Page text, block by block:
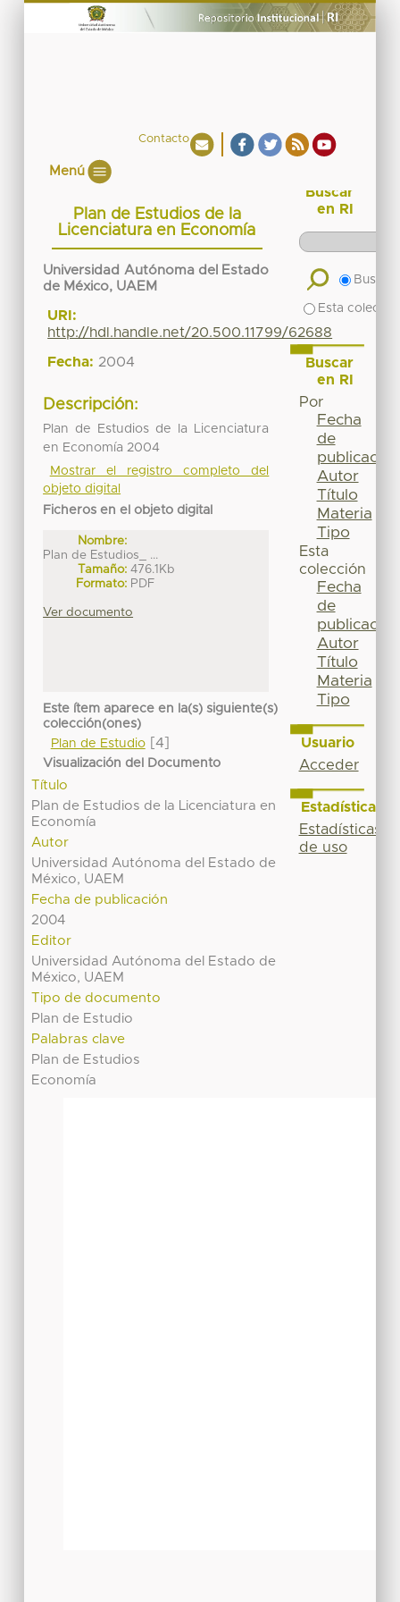
Contacto
Menú
Plan de Estudios de la
Licenciatura en Economía
Universidad Autónoma del Estado
de México, UAEM
URI:
http://hdl.handle.net/20.500.11799/62688
Fecha: 2004
Descripción:
Plan de Estudios de la Licenciatura
en Economía 2004
Mostrar el registro completo del
objeto digital
Ficheros en el objeto digital
Nombre:
Plan de Estudios_ ...
Tamaño: 476.1Kb
Formato: PDF
Ver documento
Este ítem aparece en la(s) siguiente(s)
colección(ones)
Plan de Estudio[4]
Visualización del Documento
Título
Plan de Estudios de la Licenciatura en
Economía
Autor
Universidad Autónoma del Estado de
México, UAEM
Fecha de publicación
2004
Editor
Universidad Autónoma del Estado de
México, UAEM
Tipo de documento
Plan de Estudio
Palabras clave
Plan de Estudios
Economía
Buscar
en RI
Buscar
Esta
Buscar
en RI
Por
Fecha
de
publicación
Autor
Título
Materia
Tipo
Esta
colección
Fecha
de
publicación
Autor
Título
Materia
Tipo
Usuario
Acceder
Estadísticas
Estadísticas
de uso